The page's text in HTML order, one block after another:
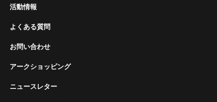
活動情報
よくある質問
お問い合わせ
アークショッピング
ニュースレター